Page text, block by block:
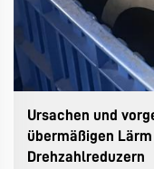
Ursachen und
übermäßigen
Drehzahlreduzern